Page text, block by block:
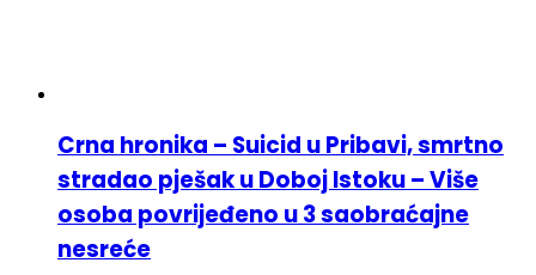
Crna hronika – Suicid u Pribavi, smrtno
stradao pješak u Doboj Istoku – Više
osoba povrijeđeno u 3 saobraćajne
nesreće